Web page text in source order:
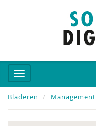
Bladeren Management